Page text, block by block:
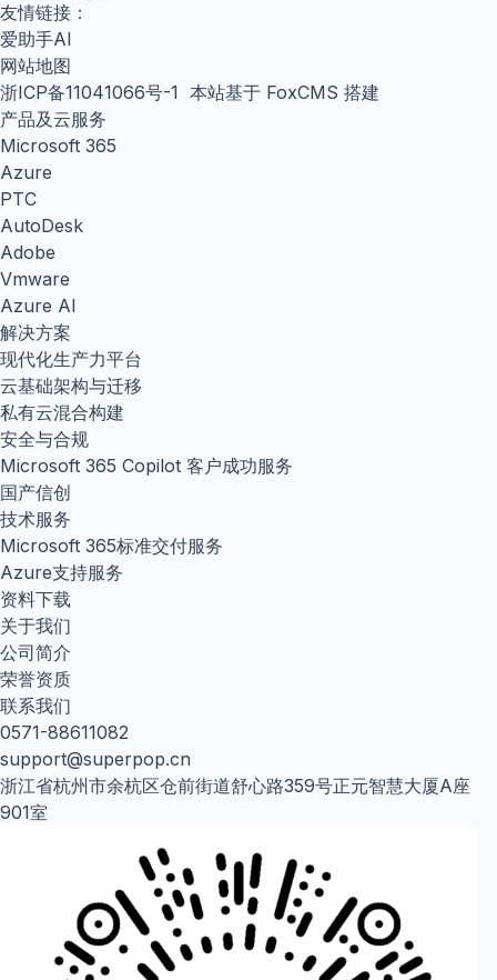
友情链接：
爱助手AI
网站地图
浙ICP备11041066号-1 本站基于 FoxCMS 搭建
产品及云服务
Microsoft 365
Azure
PTC
AutoDesk
Adobe
Vmware
Azure AI
解决方案
现代化生产力平台
云基础架构与迁移
私有云混合构建
安全与合规
Microsoft 365 Copilot 客户成功服务
国产信创
技术服务
Microsoft 365标准交付服务
Azure支持服务
资料下载
关于我们
公司简介
荣誉资质
联系我们
0571-88611082
support@superpop.cn
浙江省杭州市余杭区仓前街道舒心路359号正元智慧大厦A座
901室